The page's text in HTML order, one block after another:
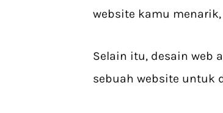
website kamu menarik,
Selain itu, desain web
sebuah website untuk